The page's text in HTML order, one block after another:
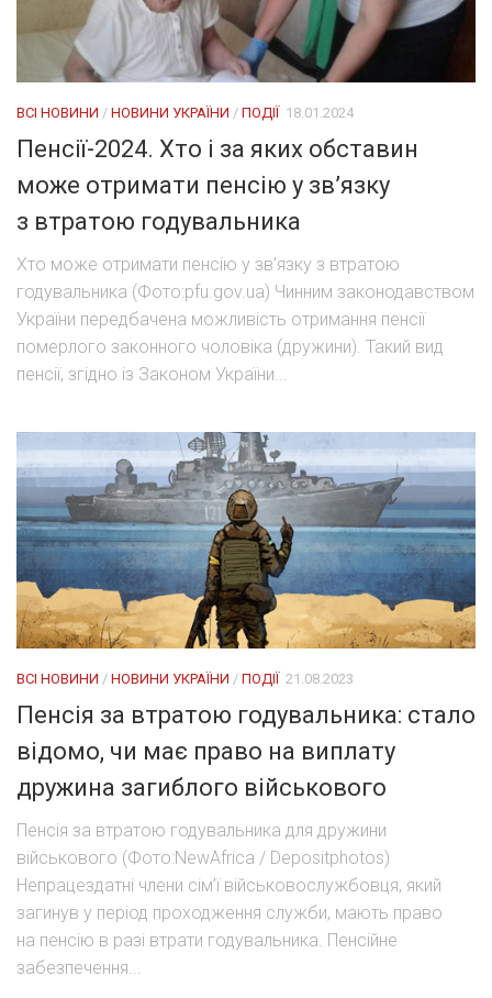
ВСІ НОВИНИ / НОВИНИ УКРАЇНИ / ПОДІЇ 18.01.2024
Пенсії-2024. Хто і за яких обставин
може отримати пенсію у зв’язку
з втратою годувальника
Хто може отримати пенсію у зв’язку з втратою
годувальника (Фото:pfu.gov.ua) Чинним законодавством
України передбачена можливість отримання пенсії
померлого законного чоловіка (дружини). Такий вид
пенсії, згідно із Законом України...
ВСІ НОВИНИ / НОВИНИ УКРАЇНИ / ПОДІЇ 21.08.2023
Пенсія за втратою годувальника: стало
відомо, чи має право на виплату
дружина загиблого військового
Пенсія за втратою годувальника для дружини
військового (Фото:NewAfrica / Depositphotos)
Непрацездатні члени сім’ї військовослужбовця, який
загинув у період проходження служби, мають право
на пенсію в разі втрати годувальника. Пенсійне
забезпечення...